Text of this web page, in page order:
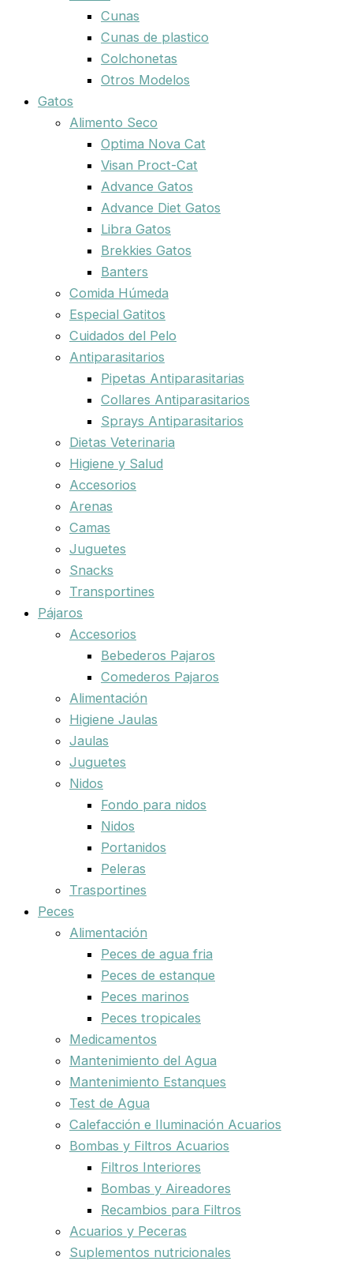
Cunas
Cunas de plastico
Colchonetas
Otros Modelos
Gatos
Alimento Seco
Optima Nova Cat
Visan Proct-Cat
Advance Gatos
Advance Diet Gatos
Libra Gatos
Brekkies Gatos
Banters
Comida Húmeda
Especial Gatitos
Cuidados del Pelo
Antiparasitarios
Pipetas Antiparasitarias
Collares Antiparasitarios
Sprays Antiparasitarios
Dietas Veterinaria
Higiene y Salud
Accesorios
Arenas
Camas
Juguetes
Snacks
Transportines
Pájaros
Accesorios
Bebederos Pajaros
Comederos Pajaros
Alimentación
Higiene Jaulas
Jaulas
Juguetes
Nidos
Fondo para nidos
Nidos
Portanidos
Peleras
Trasportines
Peces
Alimentación
Peces de agua fria
Peces de estanque
Peces marinos
Peces tropicales
Medicamentos
Mantenimiento del Agua
Mantenimiento Estanques
Test de Agua
Calefacción e Iluminación Acuarios
Bombas y Filtros Acuarios
Filtros Interiores
Bombas y Aireadores
Recambios para Filtros
Acuarios y Peceras
Suplementos nutricionales